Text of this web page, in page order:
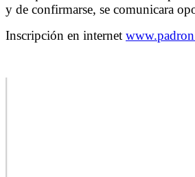
y de confirmarse, se comunicara
Inscripción en internet